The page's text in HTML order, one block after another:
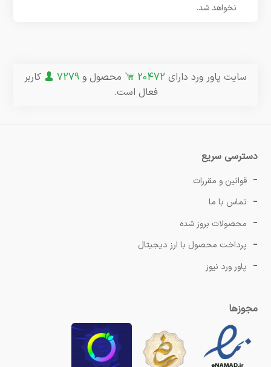
نخواهد شد.
سایت پاور ورد دارای 20472 محصول و 7279
کاربر
فعال است.
دسترسی سریع
قوانین و مقررات
تماس با ما
محصولات بروز شده
پرداخت محصول با ارز دیجیتال
پاور ورد نیوز
مجوزها